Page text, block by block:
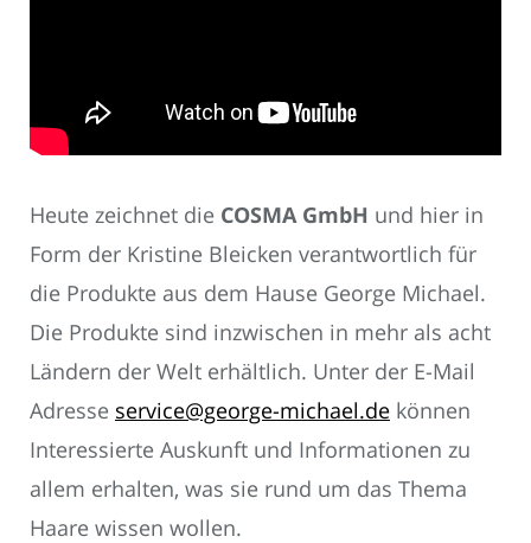
Heute zeichnet die COSMA GmbH und hier in
Form der Kristine Bleicken verantwortlich für
die Produkte aus dem Hause George Michael.
Die Produkte sind inzwischen in mehr als acht
Ländern der Welt erhältlich. Unter der E-Mail
Adresse service@george-michael.de können
Interessierte Auskunft und Informationen zu
allem erhalten, was sie rund um das Thema
Haare wissen wollen.